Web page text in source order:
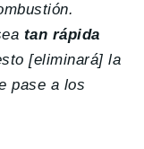
tan rápida
[eliminará] la
pase a los